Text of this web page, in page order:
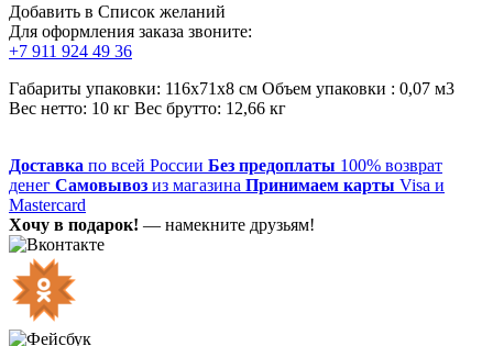
Добавить в Список желаний
Для оформления заказа звоните:
+7 911 924 49 36
Габариты упаковки: 116х71х8 см Объем упаковки : 0,07 м3
Вес нетто: 10 кг Вес брутто: 12,66 кг
Доставка по всей России Без предоплаты 100% возврат
денег Самовывоз из магазина Принимаем карты Visa и
Mastercard
Хочу в подарок! — намекните друзьям!